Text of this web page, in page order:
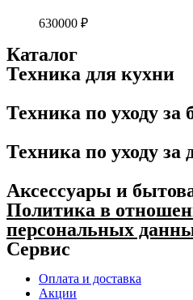
630000 ₽
Каталог
Техника для кухни
Техника по уходу за
Техника по уходу за
Аксессуары и
Политика в
персональных
Сервис
Оплата и доставка
Акции